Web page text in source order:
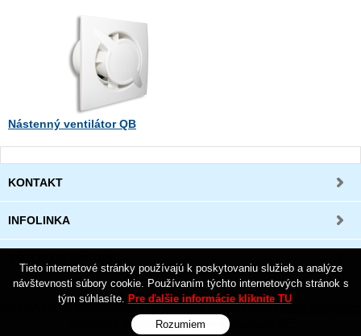
Nástenný ventilátor QB
KONTAKT
INFOLINKA
webhostingspoločnostiWEBYGROUP
Tieto internetové stránky používajú k poskytovaniu služieb a analýze
návštevnosti súbory cookie. Používaním týchto internetových stránok s
tým súhlasíte. Pre ďalšie informácie kliknite TU
Rozumiem